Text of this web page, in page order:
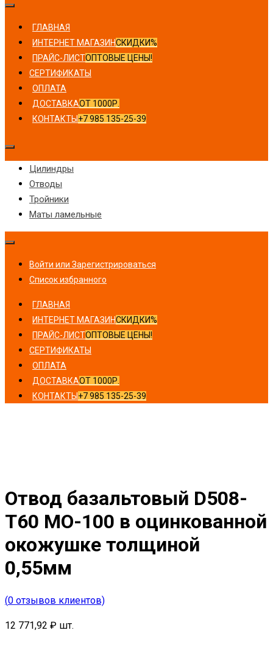
ГЛАВНАЯ
ИНТЕРНЕТ МАГАЗИНСКИДКИ%
ПРАЙС-ЛИСТОПТОВЫЕ ЦЕНЫ!
СЕРТИФИКАТЫ
ОПЛАТА
ДОСТАВКАОТ 1000Р.
КОНТАКТЫ +7 985 135-25-39
Цилиндры
Отводы
Тройники
Маты ламельные
Войти или Зарегистрироваться
Список избранного
ГЛАВНАЯ
ИНТЕРНЕТ МАГАЗИНСКИДКИ%
ПРАЙС-ЛИСТОПТОВЫЕ ЦЕНЫ!
СЕРТИФИКАТЫ
ОПЛАТА
ДОСТАВКАОТ 1000Р.
КОНТАКТЫ +7 985 135-25-39
Отвод базальтовый D508-
T60 MO-100 в оцинкованной
окожушке толщиной
0,55мм
(0 отзывов клиентов)
12 771,92 ₽ шт.